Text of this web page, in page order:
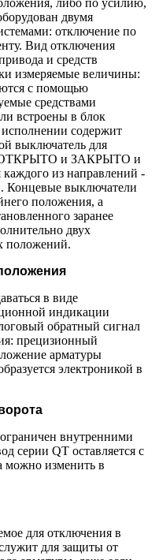
либо по усилию,
двумя
отключение по
Вид отключения
и средств
измеряемые величины:
с помощью
средствами
встроены в блок
содержит
выключатель для
ОТКРЫТО и ЗАКРЫТО и
из направлений -
выключатели
положения, а
заранее
двух
положений.
в виде
индикации
обратный сигнал
прецизионный
арматуры
электроникой в
внутренними
серии QT оставляется с
можно изменить в
для отключения в
для защиты от